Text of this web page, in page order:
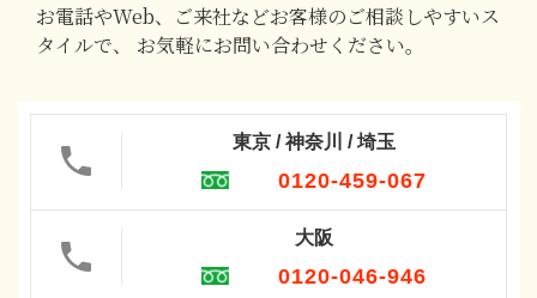
お電話やWeb、ご来社などお客様のご相談しやすいス
タイルで、
お気軽にお問い合わせください。
東京 / 神奈川 / 埼玉
0120-459-067
大阪
0120-046-946